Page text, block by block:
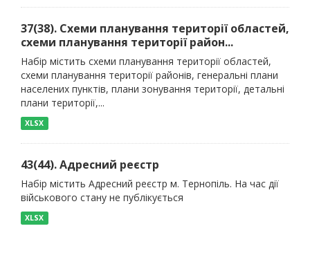
37(38). Схеми планування території областей,
схеми планування території район...
Набір містить схеми планування території областей,
схеми планування території районів, генеральні плани
населених пунктів, плани зонування території, детальні
плани території,...
XLSX
43(44). Адресний реєстр
Набір містить Адресний реєстр м. Тернопіль. На час дії
військового стану не публікується
XLSX